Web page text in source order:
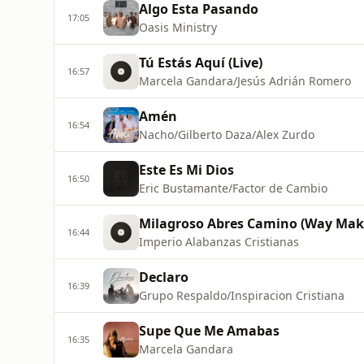
17:05 Algo Esta Pasando
Oasis Ministry
16:57 Tú Estás Aquí (Live)
Marcela Gandara/Jesús Adrián Romero
16:54 Amén
Nacho/Gilberto Daza/Alex Zurdo
16:50 Este Es Mi Dios
Eric Bustamante/Factor de Cambio
16:44 Milagroso Abres Camino (Way
Imperio Alabanzas Cristianas
16:39 Declaro
Grupo Respaldo/Inspiracion Cristiana
16:35 Supe Que Me Amabas
Marcela Gandara